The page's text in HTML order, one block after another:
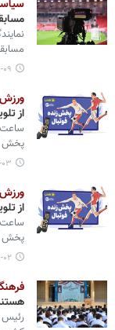
ورزش
از
پخش
ورزش
از
پخش
رئیس